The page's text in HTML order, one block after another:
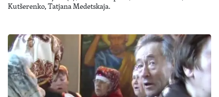
Kutšerenko, Tatjana Medetskaja.